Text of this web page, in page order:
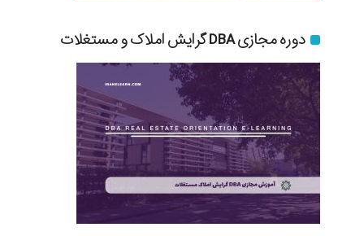
دوره مجازی DBA گرایش املاک و مستغلات